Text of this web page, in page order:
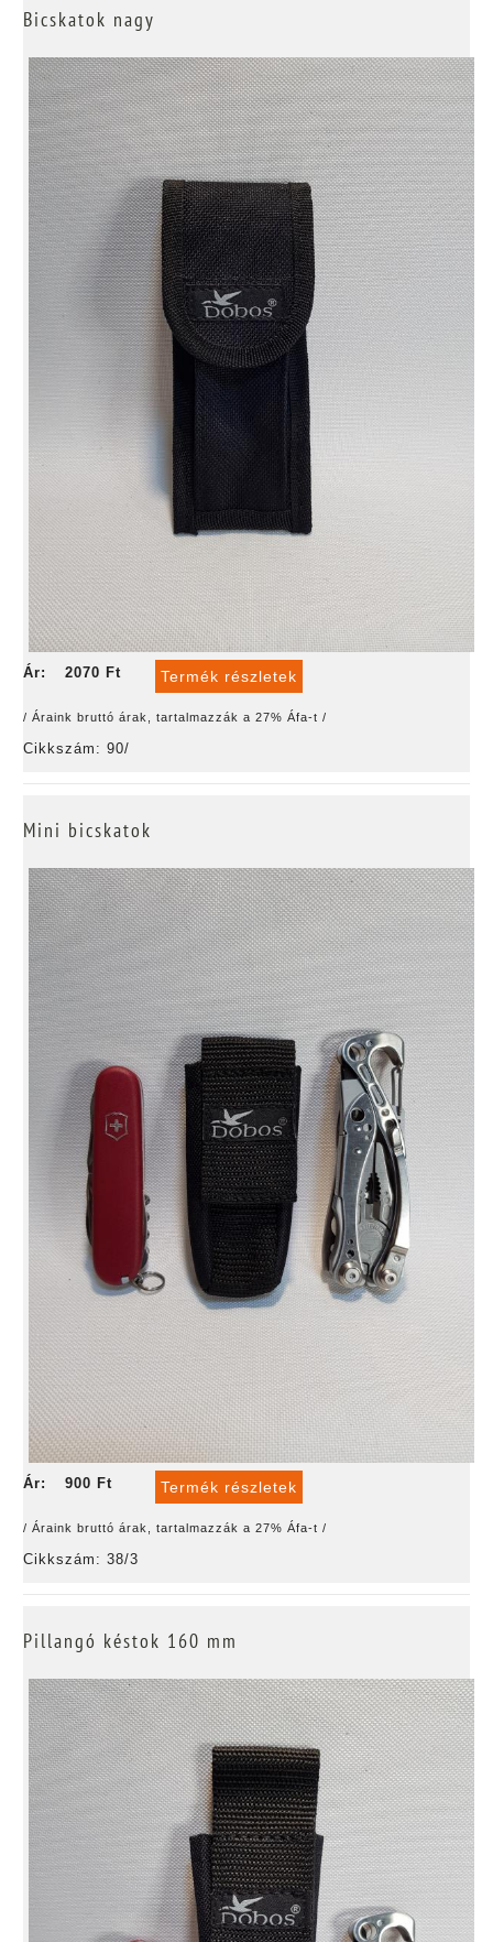
Bicskatok nagy
Ár: 2070 Ft Termék részletek
/ Áraink bruttó árak, tartalmazzák a 27% Áfa-t /
Cikkszám: 90/
Mini bicskatok
Ár: 900 Ft Termék részletek
/ Áraink bruttó árak, tartalmazzák a 27% Áfa-t /
Cikkszám: 38/3
Pillangó késtok 160 mm